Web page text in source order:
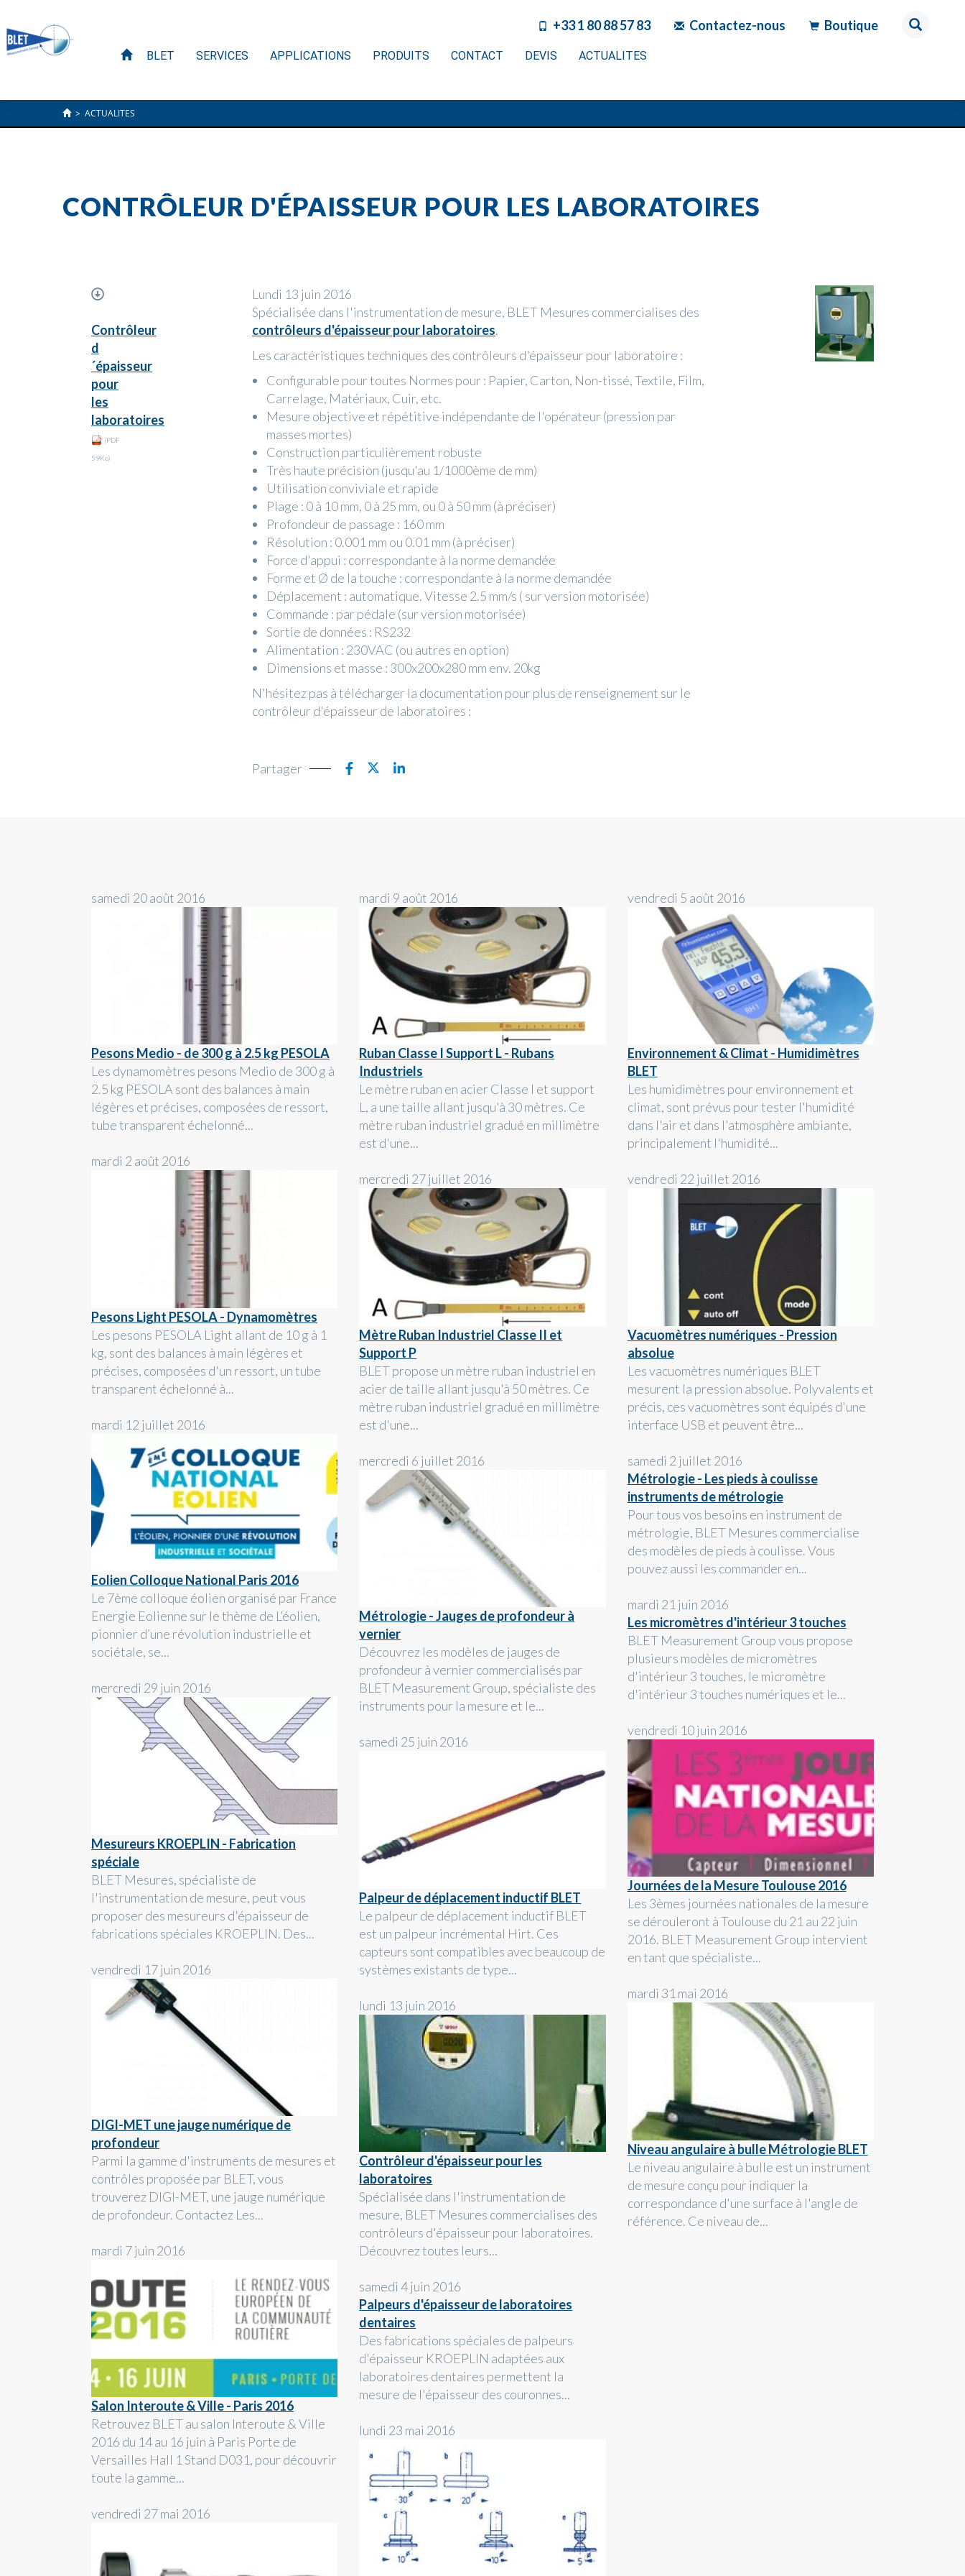
+33 1 80 88 57 83 Contactez-nous Boutique
BLET SERVICES APPLICATIONS PRODUITS CONTACT DEVIS ACTUALITES
> ACTUALITES
CONTRÔLEUR D'ÉPAISSEUR POUR LES LABORATOIRES
Contrôleur
d
´épaisseur
pour
les
laboratoires
(PDF
59Ko)
Lundi 13 juin 2016
Spécialisée dans l'instrumentation de mesure, BLET Mesures commercialises des
contrôleurs d'épaisseur pour laboratoires.
Les caractéristiques techniques des contrôleurs d'épaisseur pour laboratoire :
Configurable pour toutes Normes pour : Papier, Carton, Non-tissé, Textile, Film,
Carrelage, Matériaux, Cuir, etc.
Mesure objective et répétitive indépendante de l'opérateur (pression par
masses mortes)
Construction particulièrement robuste
Très haute précision (jusqu'au 1/1000ème de mm)
Utilisation conviviale et rapide
Plage : 0 à 10 mm, 0 à 25 mm, ou 0 à 50 mm (à préciser)
Profondeur de passage : 160 mm
Résolution : 0.001 mm ou 0.01 mm (à préciser)
Force d'appui : correspondante à la norme demandée
Forme et Ø de la touche : correspondante à la norme demandée
Déplacement : automatique. Vitesse 2.5 mm/s ( sur version motorisée)
Commande : par pédale (sur version motorisée)
Sortie de données : RS232
Alimentation : 230VAC (ou autres en option)
Dimensions et masse : 300x200x280 mm env. 20kg
N'hésitez pas à télécharger la documentation pour plus de renseignement sur le
contrôleur d'épaisseur de laboratoires :
Partager
samedi 20 août 2016
Pesons Medio - de 300 g à 2.5 kg PESOLA
Les dynamomètres pesons Medio de 300 g à
2.5 kg PESOLA sont des balances à main
légères et précises, composées de ressort,
tube transparent échelonné...
mardi 2 août 2016
Pesons Light PESOLA - Dynamomètres
Les pesons PESOLA Light allant de 10 g à 1
kg, sont des balances à main légères et
précises, composées d'un ressort, un tube
transparent échelonné à...
mardi 12 juillet 2016
Eolien Colloque National Paris 2016
Le 7ème colloque éolien organisé par France
Energie Eolienne sur le thème de L’éolien,
pionnier d’une révolution industrielle et
sociétale, se...
mercredi 29 juin 2016
Mesureurs KROEPLIN - Fabrication
spéciale
BLET Mesures, spécialiste de
l'instrumentation de mesure, peut vous
proposer des mesureurs d'épaisseur de
fabrications spéciales KROEPLIN. Des...
vendredi 17 juin 2016
DIGI-MET une jauge numérique de
profondeur
Parmi la gamme d'instruments de mesures et
contrôles proposée par BLET, vous
trouverez DIGI-MET, une jauge numérique
de profondeur. Contactez Les...
mardi 7 juin 2016
Salon Interoute & Ville - Paris 2016
Retrouvez BLET au salon Interoute & Ville
2016 du 14 au 16 juin à Paris Porte de
Versailles Hall 1 Stand D031, pour découvrir
toute la gamme...
vendredi 27 mai 2016
mardi 9 août 2016
Ruban Classe I Support L - Rubans
Industriels
Le mètre ruban en acier Classe I et support
L, a une taille allant jusqu'à 30 mètres. Ce
mètre ruban industriel gradué en millimètre
est d'une...
mercredi 27 juillet 2016
Mètre Ruban Industriel Classe II et
Support P
BLET propose un mètre ruban industriel en
acier de taille allant jusqu'à 50 mètres. Ce
mètre ruban industriel gradué en millimètre
est d'une...
mercredi 6 juillet 2016
Métrologie - Jauges de profondeur à
vernier
Découvrez les modèles de jauges de
profondeur à vernier commercialisés par
BLET Measurement Group, spécialiste des
instruments pour la mesure et le...
samedi 25 juin 2016
Palpeur de déplacement inductif BLET
Le palpeur de déplacement inductif BLET
est un palpeur incrémental Hirt. Ces
capteurs sont compatibles avec beaucoup de
systèmes existants de type...
lundi 13 juin 2016
Contrôleur d'épaisseur pour les
laboratoires
Spécialisée dans l'instrumentation de
mesure, BLET Mesures commercialises des
contrôleurs d'épaisseur pour laboratoires.
Découvrez toutes leurs...
samedi 4 juin 2016
Palpeurs d'épaisseur de laboratoires
dentaires
Des fabrications spéciales de palpeurs
d'épaisseur KROEPLIN adaptées aux
laboratoires dentaires permettent la
mesure de l'épaisseur des couronnes...
lundi 23 mai 2016
vendredi 5 août 2016
Environnement & Climat - Humidimètres
BLET
Les humidimètres pour environnement et
climat, sont prévus pour tester l'humidité
dans l'air et dans l'atmosphère ambiante,
principalement l'humidité...
vendredi 22 juillet 2016
Vacuomètres numériques - Pression
absolue
Les vacuomètres numériques BLET
mesurent la pression absolue. Polyvalents et
précis, ces vacuomètres sont équipés d'une
interface USB et peuvent être...
samedi 2 juillet 2016
Métrologie - Les pieds à coulisse
instruments de métrologie
Pour tous vos besoins en instrument de
métrologie, BLET Mesures commercialise
des modèles de pieds à coulisse. Vous
pouvez aussi les commander en...
mardi 21 juin 2016
Les micromètres d'intérieur 3 touches
BLET Measurement Group vous propose
plusieurs modèles de micromètres
d'intérieur 3 touches, le micromètre
d'intérieur 3 touches numériques et le...
vendredi 10 juin 2016
Journées de la Mesure Toulouse 2016
Les 3èmes journées nationales de la mesure
se dérouleront à Toulouse du 21 au 22 juin
2016. BLET Measurement Group intervient
en tant que spécialiste...
mardi 31 mai 2016
Niveau angulaire à bulle Métrologie BLET
Le niveau angulaire à bulle est un instrument
de mesure conçu pour indiquer la
correspondance d'une surface à l'angle de
référence. Ce niveau de...